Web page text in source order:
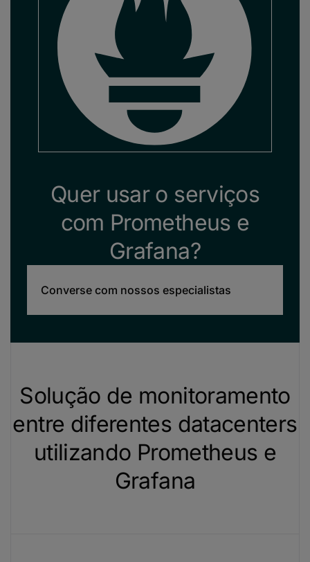
Quer usar o serviços
com Prometheus e
Grafana?
Converse com nossos especialistas
Solução de monitoramento
entre diferentes datacenters
utilizando Prometheus e
Grafana